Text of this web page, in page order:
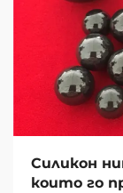
Силикон
които го